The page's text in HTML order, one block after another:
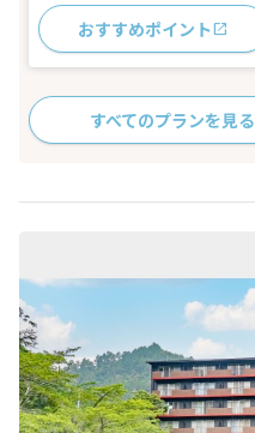
おすすめポイント
すべてのプランを見る